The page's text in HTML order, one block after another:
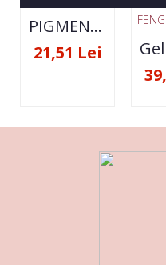
PIGMENT NEON SET 12 CULORI
21,51 Lei